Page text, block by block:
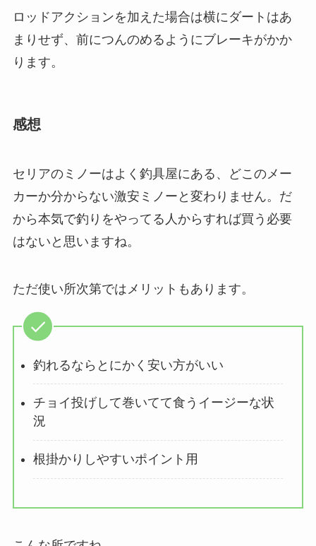
ロッドアクションを加えた場合は横にダートはあ
まりせず、前につんのめるようにブレーキがかか
ります。
感想
セリアのミノーはよく釣具屋にある、どこのメー
カーか分からない激安ミノーと変わりません。だ
から本気で釣りをやってる人からすれば買う必要
はないと思いますね。
ただ使い所次第ではメリットもあります。
釣れるならとにかく安い方がいい
チョイ投げして巻いてて食うイージーな状
況
根掛かりしやすいポイント用